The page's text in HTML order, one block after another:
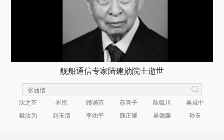
舰船通信专家陆建勋院士逝世
沈之荃 崔崑 顾诵芬 苏哲子 陈毓川
吴咸中
戴汝为
刘玉清 李幼平 魏正耀 吴德馨 孙玉